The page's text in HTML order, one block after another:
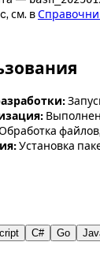
см. в
Установка
C# Go